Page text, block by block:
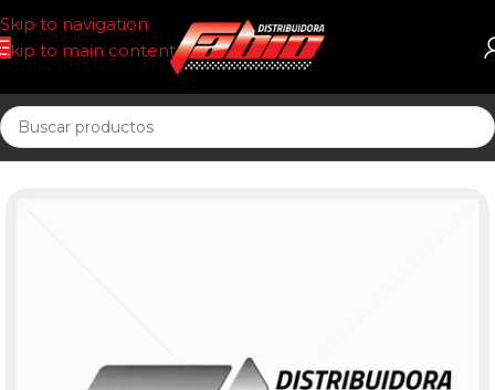
Skip to navigation
Skip to main content
Inicio CORREAS AUTOMOTOR 10AV